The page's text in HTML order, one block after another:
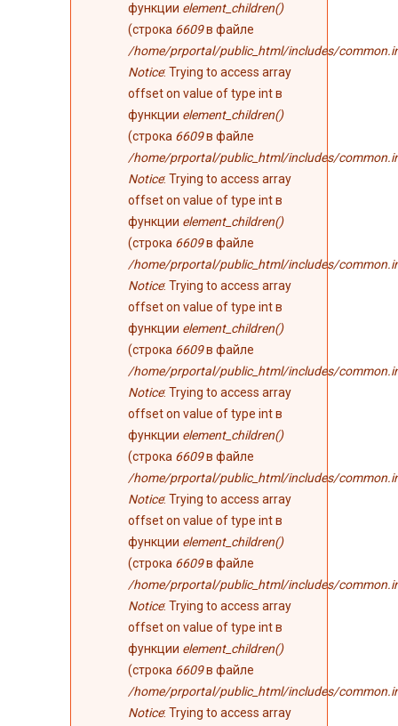
функции element_children()
(строка 6609в файле
/home/prportal/public_html/includes/
Notice: Trying to access array
offset on value of type int в
функции element_children()
(строка 6609в файле
/home/prportal/public_html/includes/
Notice: Trying to access array
offset on value of type int в
функции element_children()
(строка 6609в файле
/home/prportal/public_html/includes/
Notice: Trying to access array
offset on value of type int в
функции element_children()
(строка 6609в файле
/home/prportal/public_html/includes/
Notice: Trying to access array
offset on value of type int в
функции element_children()
(строка 6609в файле
/home/prportal/public_html/includes/
Notice: Trying to access array
offset on value of type int в
функции element_children()
(строка 6609в файле
/home/prportal/public_html/includes/
Notice: Trying to access array
offset on value of type int в
функции element_children()
(строка 6609в файле
/home/prportal/public_html/includes/
Notice: Trying to access array